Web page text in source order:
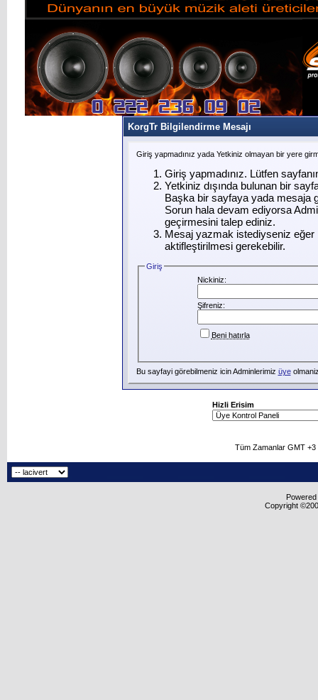
KorgTr Bilgilendirme Mesajı
Giriş yapmadınız yada Yetkiniz olmayan bir yere
Giriş yapmadınız. Lütfen
Yetkiniz dışında bulunan bir
Başka bir sayfaya yada mesaja
Sorun hala devam ediyorsa
geçirmesini talep ediniz.
Mesaj yazmak istediyseniz eğer
aktifleştirilmesi gerekebilir.
Giriş
Nickiniz:
Şifreniz:
Beni hatırla
Bu sayfayi görebilmeniz icin Adminlerimiz üye
Hizli Erisim
Tüm Zamanlar GMT
Copyright